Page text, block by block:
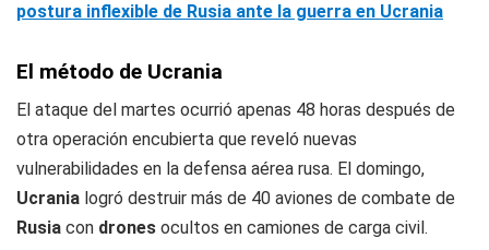
postura inflexible de Rusia ante la guerra en Ucrania
El método de Ucrania
El ataque del martes ocurrió apenas 48 horas después de
otra operación encubierta que reveló nuevas
vulnerabilidades en la defensa aérea rusa. El domingo,
Ucrania logró destruir más de 40 aviones de combate de
Rusia con drones ocultos en camiones de carga civil.